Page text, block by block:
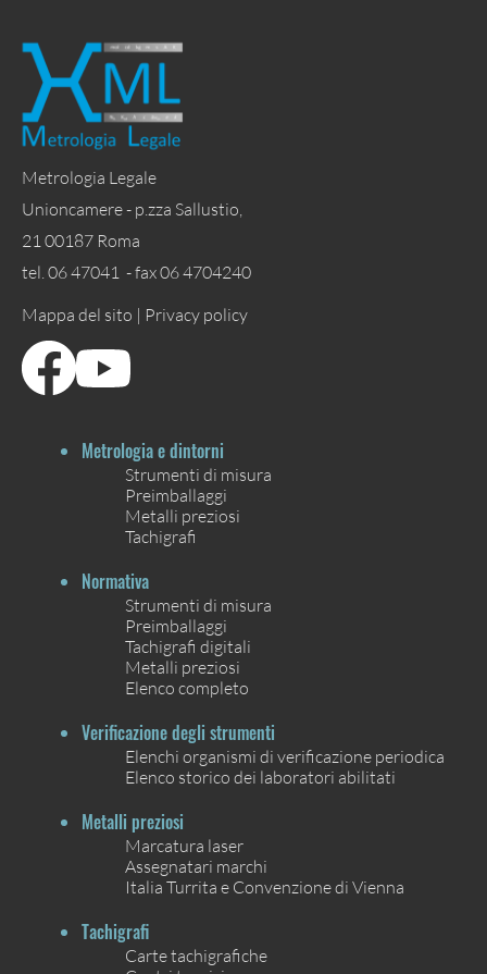
Metrologia Legale
Unioncamere - p.zza Sallustio,
21 00187 Roma
tel. 06 47041 - fax 06 4704240
Mappa del sito | Privacy policy
Metrologia e dintorni
Strumenti di misura
Preimballaggi
Metalli preziosi
Tachigrafi
Normativa
Strumenti di misura
Preimballaggi
Tachigrafi digitali
Metalli preziosi
Elenco completo
Verificazione degli strumenti
Elenchi organismi di verificazione periodica
Elenco storico dei laboratori abilitati
Metalli preziosi
Marcatura laser
Assegnatari marchi
Italia Turrita e Convenzione di Vienna
Tachigrafi
Carte tachigrafiche